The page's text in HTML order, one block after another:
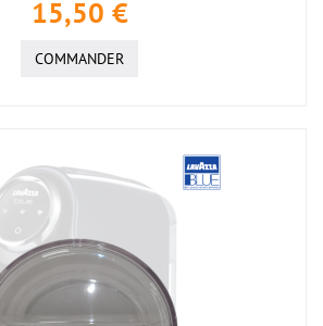
15,50 €
COMMANDER